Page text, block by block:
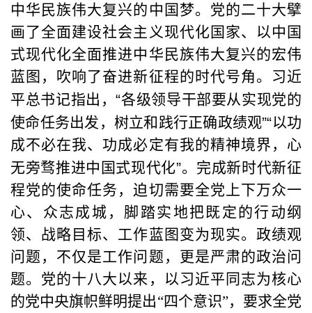
中华民族伟大复兴的中国梦。党的二十大擘
画了全面建设社会主义现代化国家、以中国
式现代化全面推进中华民族伟大复兴的宏伟
蓝图，吹响了奋进新征程的时代号角。习近
平总书记指出，“各级领导干部要从实现党的
使命任务出发，树立和践行正确政绩观”“以功
成不必在我、功成必定有我的精神境界，心
无旁骛推进中国式现代化”。完成新时代新征
程党的使命任务，迫切需要全党上下万众一
心、众志成城，脚踏实地把既定的行动纲
领、战略目标、工作蓝图变为现实。政绩观
问题，不仅是工作问题，更是严肃的政治问
题。党的十八大以来，以习近平同志为核心
的党中央旗帜鲜明提出“四个意识”，要求全党